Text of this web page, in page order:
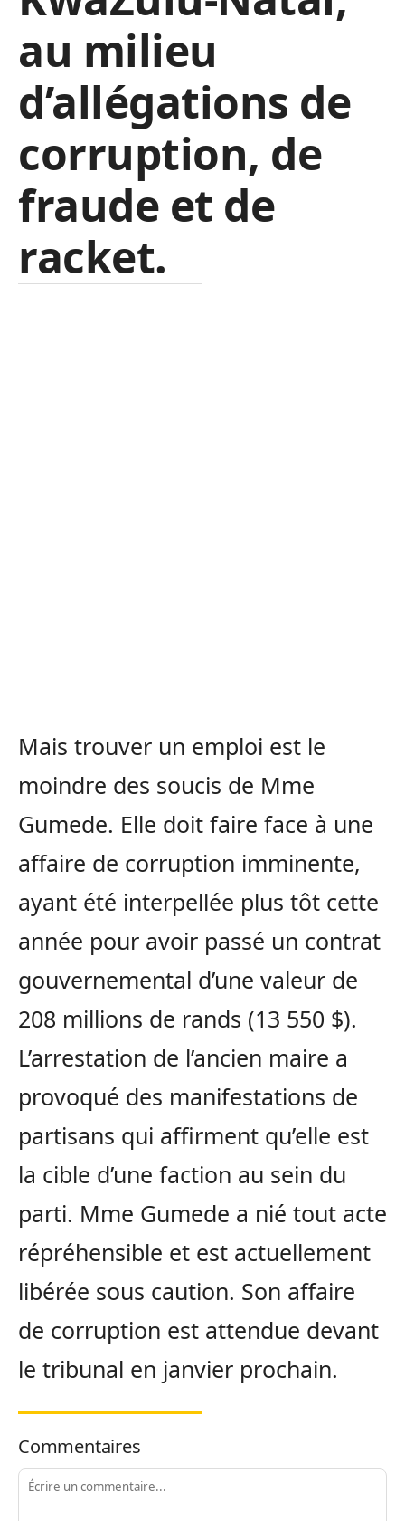
au milieu
d’allégations de
corruption, de
fraude et de
racket.
Mais trouver un emploi est le
moindre des soucis de Mme
Gumede. Elle doit faire face à une
affaire de corruption imminente,
ayant été interpellée plus tôt cette
année pour avoir passé un contrat
gouvernemental d’une valeur de
208 millions de rands (13 550 $).
L’arrestation de l’ancien maire a
provoqué des manifestations de
partisans qui affirment qu’elle est
la cible d’une faction au sein du
parti. Mme Gumede a nié tout acte
répréhensible et est actuellement
libérée sous caution. Son affaire
de corruption est attendue devant
le tribunal en janvier prochain.
Commentaires